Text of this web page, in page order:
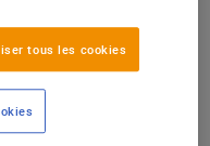
tous les cookies